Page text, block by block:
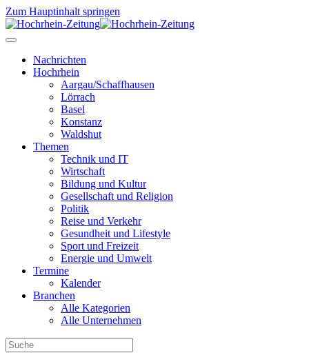
Zum Hauptinhalt springen
Nachrichten
Hochrhein
Aargau/Schaffhausen
Lörrach
Basel
Konstanz
Waldshut
Themen
Technik und IT
Wirtschaft
Bildung und Kultur
Gesellschaft und Religion
Politik
Reise und Verkehr
Gesundheit und Lifestyle
Sport und Freizeit
Energie und Umwelt
Termine
Kalender
Branchen
Alle Kategorien
Alle Unternehmen